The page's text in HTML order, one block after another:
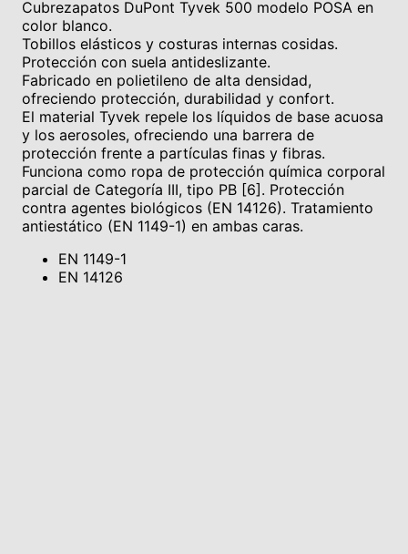
Cubrezapatos DuPont Tyvek 500 modelo POSA en
color blanco.
Tobillos elásticos y costuras internas cosidas.
Protección con suela antideslizante.
Fabricado en polietileno de alta densidad,
ofreciendo protección, durabilidad y confort.
El material Tyvek repele los líquidos de base acuosa
y los aerosoles, ofreciendo una barrera de
protección frente a partículas finas y fibras.
Funciona como ropa de protección química corporal
parcial de Categoría III, tipo PB [6]. Protección
contra agentes biológicos (EN 14126). Tratamiento
antiestático (EN 1149-1) en ambas caras.
EN 1149-1
EN 14126